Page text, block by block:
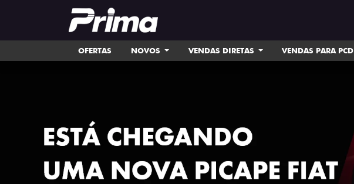
OFERTAS NOVOS VENDAS DIRETAS VENDAS PARA PCD